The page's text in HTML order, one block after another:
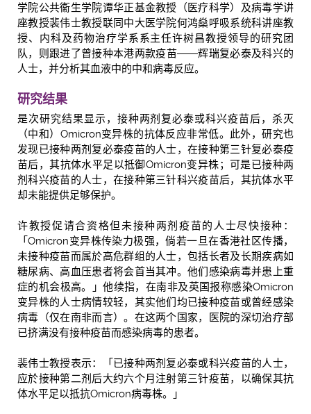
学院公共衞生学院谭华正基金教授（医疗科学）及病毒学讲
座教授裴伟士教授联同中大医学院何鸿燊呼吸系统科讲座教
授、内科及药物治疗学系系主任许树昌教授领导的研究团
队，则跟进了曾接种本港两款疫苗――辉瑞复必泰及科兴的
人士，并分析其血液中的中和病毒反应。
研究结果
是次研究结果显示，接种两剂复必泰或科兴疫苗后，杀灭
（中和）Omicron变异株的抗体反应非常低。此外，研究也
发现已接种两剂复必泰疫苗的人士，在接种第三针复必泰疫
苗后，其抗体水平足以抵御Omicron变异株；可是已接种两
剂科兴疫苗的人士，在接种第三针科兴疫苗后，其抗体水平
却未能提供足够保护。
许教授促请合资格但未接种两剂疫苗的人士尽快接种：
「Omicron变异株传染力极强，倘若一旦在香港社区传播，
未接种疫苗而属於高危群组的人士，包括长者及长期疾病如
糖尿病、高血压患者将会首当其冲。他们感染病毒并患上重
症的机会极高。」他续指，在南非及英国报称感染Omicron
变异株的人士病情较轻，其实他们均已接种疫苗或曾经感染
病毒（仅在南非而言）。在这两个国家，医院的深切治疗部
已挤满没有接种疫苗而感染病毒的患者。
裴伟士教授表示：「已接种两剂复必泰或科兴疫苗的人士，
应於接种第二剂后大约六个月注射第三针疫苗，以确保其抗
体水平足以抵抗Omicron病毒株。」